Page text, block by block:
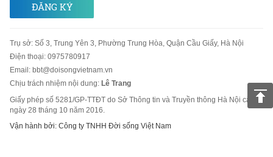
ĐĂNG KÝ
Trụ sở: Số 3, Trung Yên 3, Phường Trung Hòa, Quận Cầu Giấy, Hà Nội
Điện thoại: 0975780917
Email : bbt@doisongvietnam.vn
Chịu trách nhiệm nội dung: Lê Trang
Giấy phép số 5281/GP-TTĐT do Sở Thông tin và Truyền thông Hà Nội cấp
ngày 28 tháng 10 năm 2016.
Vận hành bởi: Công ty TNHH Đời sống Việt Nam